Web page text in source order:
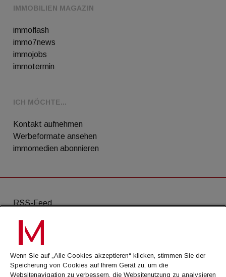
IMMOBILIEN MAGAZIN
immoflash
immo7news
immojobs
immotermin
ICH MÖCHTE...
Kontakt aufnehmen
Werbeformate ansehen
immomedien abonnieren
RSS-Feed
AGB
Datenschutz
Kontakt
Wenn Sie auf „Alle Cookies akzeptieren“ klicken, stimmen Sie der
Speicherung von Cookies auf Ihrem Gerät zu, um die
Websitenavigation zu verbessern, die Websitenutzung zu analysieren